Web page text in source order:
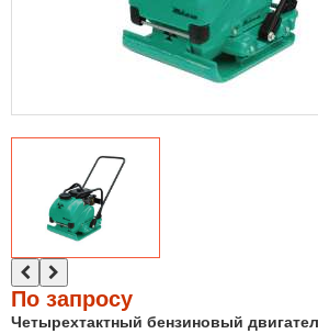
По запросу
Четырехтактный бензиновый